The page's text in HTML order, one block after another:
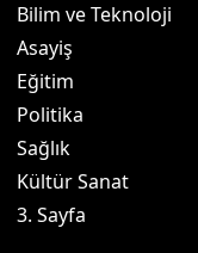
Bilim ve Teknoloji
Asayiş
Eğitim
Politika
Sağlık
Kültür Sanat
3. Sayfa